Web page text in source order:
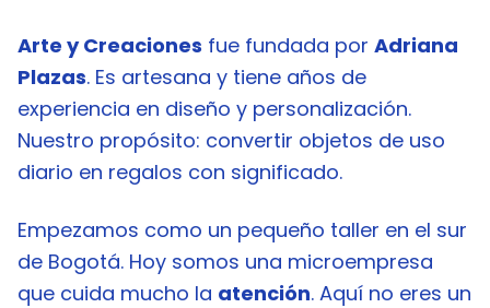
Arte y Creaciones fue fundada por Adriana
Plazas. Es artesana y tiene años de
experiencia en diseño y personalización.
Nuestro propósito: convertir objetos de uso
diario en regalos con significado.
Empezamos como un pequeño taller en el sur
de Bogotá. Hoy somos una microempresa
que cuida mucho la atención. Aquí no eres un